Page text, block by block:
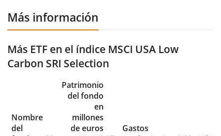
Más información
Más ETF en el índice MSCI USA Low
Carbon SRI Selection
Nombre
del
Patrimonio
del fondo
en
millones
de euros
Gastos